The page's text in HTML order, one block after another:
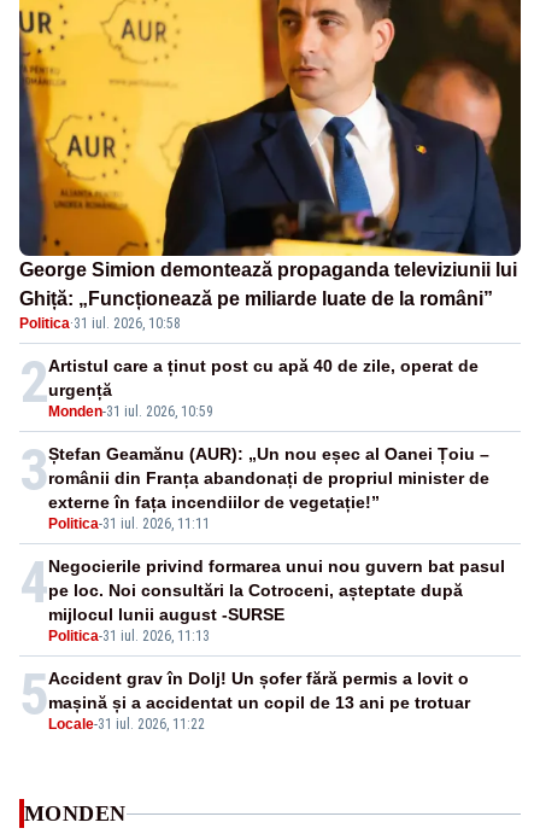
George Simion demontează propaganda televiziunii lui
Ghiță: „Funcționează pe miliarde luate de la români”
Politica·31 iul. 2026, 10:58
2 Monden-31 iul. 2026, 10:59
Artistul care a ținut post cu apă 40 de zile, operat de
urgență
3
Politica-31 iul. 2026, 11:11
Ștefan Geamănu (AUR): „Un nou eșec al Oanei Țoiu –
românii din Franța abandonați de propriul minister de
externe în fața incendiilor de vegetație!”
4
Politica-31 iul. 2026, 11:13
Negocierile privind formarea unui nou guvern bat pasul
pe loc. Noi consultări la Cotroceni, așteptate după
mijlocul lunii august -SURSE
5 Locale-31 iul. 2026, 11:22
Accident grav în Dolj! Un șofer fără permis a lovit o
mașină și a accidentat un copil de 13 ani pe trotuar
MONDEN